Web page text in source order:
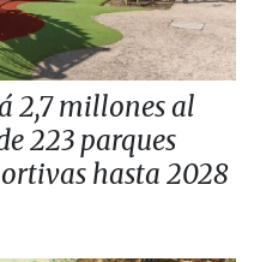
2,7 millones al
223 parques
hasta 2028